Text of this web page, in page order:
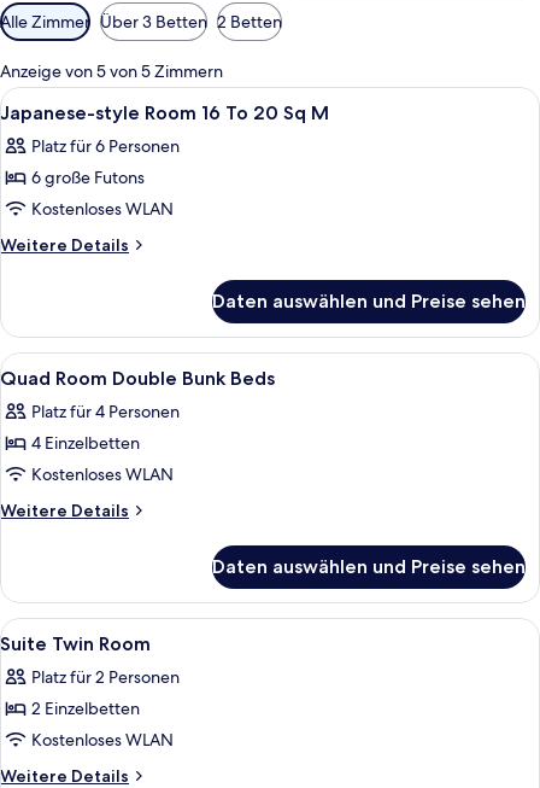
Verfügbare
Filter
für
Zimmer
Alle Zimmer Über 3 Betten 2 Betten
Anzeige von 5 von 5 Zimmern
Alle
Fotos
für
Japanese-
style
Room
20
Sq
M
anzeigen
Ein traditioneller japanischer Raum
1
Japanese-style Room 16 To 20 Sq M
Platz für 6 Personen
6 große Futons
Kostenloses WLAN
Weitere Details
Weitere
style
Room
16
20
Sq
Daten auswählen und Preise sehen
Alle
Fotos
für
Quad
Room
Double
anzeigen
Ein Hotelzimmer mit einem Bett,
1
Quad Room Double Bunk Beds
Platz für 4 Personen
4 Einzelbetten
Kostenloses WLAN
Weitere Details
Weitere
Room
Double
Bunk
Daten auswählen und Preise sehen
Alle
Fotos
für
Suite
Twin
Room
Ein Zimmer mit zwei Einzelbetten,
1
Suite Twin Room
Platz für 2 Personen
2 Einzelbetten
Kostenloses WLAN
Weitere Details
Weitere